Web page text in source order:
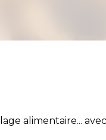
alimentaire...